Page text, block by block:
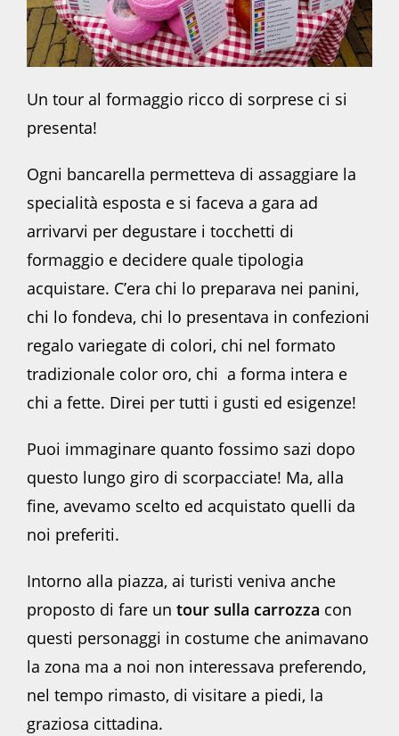
Un tour al formaggio ricco di sorprese ci si
presenta!
Ogni bancarella permetteva di assaggiare la
specialità esposta e si faceva a gara ad
arrivarvi per degustare i tocchetti di
formaggio e decidere quale tipologia
acquistare. C’era chi lo preparava nei panini,
chi lo fondeva, chi lo presentava in confezioni
regalo variegate di colori, chi nel formato
tradizionale color oro, chi a forma intera e
chi a fette. Direi per tutti i gusti ed esigenze!
Puoi immaginare quanto fossimo sazi dopo
questo lungo giro di scorpacciate! Ma, alla
fine, avevamo scelto ed acquistato quelli da
noi preferiti.
Intorno alla piazza, ai turisti veniva anche
proposto di fare un tour sulla carrozza con
questi personaggi in costume che animavano
la zona ma a noi non interessava preferendo,
nel tempo rimasto, di visitare a piedi, la
graziosa cittadina.